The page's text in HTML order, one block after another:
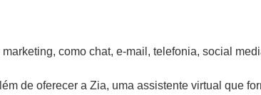
como chat, e-mail, telefonia, social
de oferecer a Zia, uma assistente virtual que